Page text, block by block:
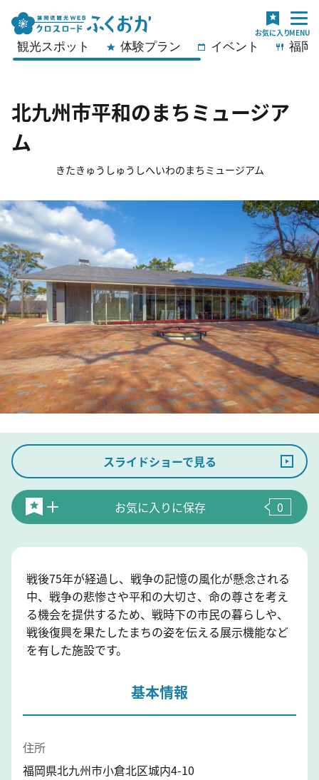
観光スポット 体験プラン イベント 福岡
北九州市平和のまちミュージア
ム
きたきゅうしゅうしへいわのまちミュージアム
スライドショーで見る
お気に入りに保存 0
戦後75年が経過し、戦争の記憶の風化が懸念される
中、戦争の悲惨さや平和の大切さ、命の尊さを考え
る機会を提供するため、戦時下の市民の暮らしや、
戦後復興を果たしたまちの姿を伝える展示機能など
を有した施設です。
基本情報
住所
福岡県北九州市小倉北区城内4-10